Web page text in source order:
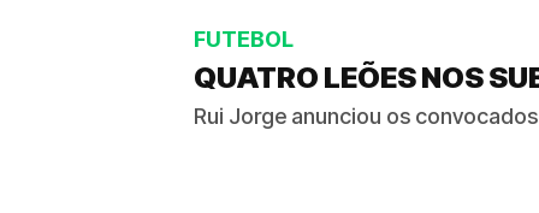
FUTEBOL
QUATRO LEÕES NOS
Rui Jorge anunciou os